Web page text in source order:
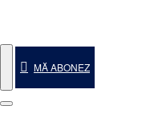
MĂ ABONEZ